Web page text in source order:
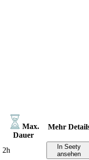
Max.
Dauer
Mehr
2h
In Seety
ansehen